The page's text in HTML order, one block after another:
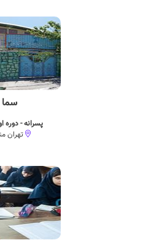
سما 4
پسرانه - دوره
تهران